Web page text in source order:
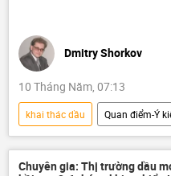
Dmitry Shorkov
10 Tháng Năm, 07:13
khai thác dầu
Quan điểm-Ý
chuyên gia
Tác giả
Nga
Chuyên gia: Thị trường dầu